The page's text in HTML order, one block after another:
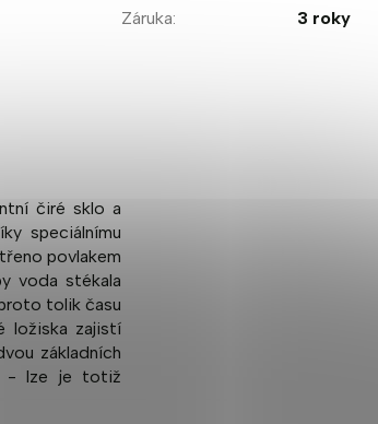
čiré sklo a
speciálnímu
povlakem
voda stékala
tolik času
ložiska zajistí
základních
- lze je totiž
Záruka: 3 roky